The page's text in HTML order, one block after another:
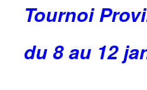
Tournoi
du 8 au 12